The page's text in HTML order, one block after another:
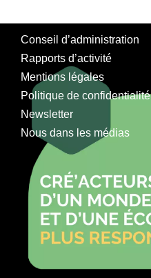
Conseil d’administration
Rapports d’activité
Mentions légales
Politique de confidentialité
Newsletter
Nous dans les médias